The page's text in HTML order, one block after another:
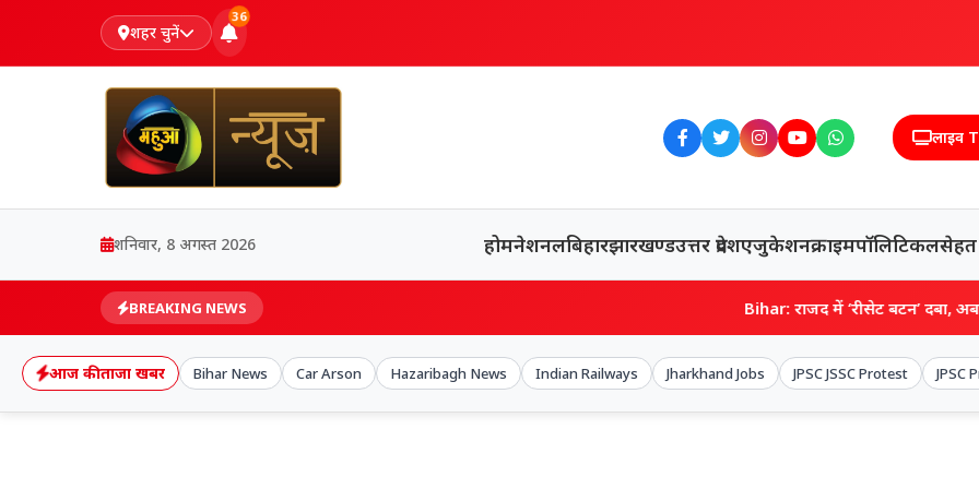
शहर चुनें
36
लाइव
शनिवार, 8 अगस्त 2026 होमनेशनलबिहारझारखण्डउत्तर प्रदेशएजुकेशनक्राइमपॉलिटिकलसेहत
BREAKING NEWS Bihar: राजद में ‘रीसेट बटन’ दबा, अब रोहिणी की सलाह
आज की ताजा खबर Bihar News Car Arson Hazaribagh News Indian Railways Jharkhand Jobs JPSC JSSC Protest JPSC